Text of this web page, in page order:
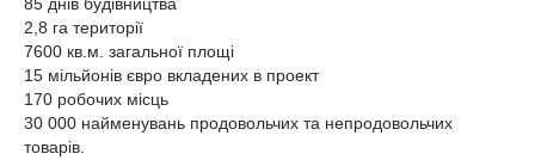
2,8 га території
7600 кв.м. загальної площі
15 мільйонів євро вкладених в проект
170 робочих місць
30 000 найменувань продовольчих та непродовольчих
товарів.